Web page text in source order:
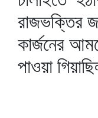
রাজভক্তির
কার্জনের
পাওয়া